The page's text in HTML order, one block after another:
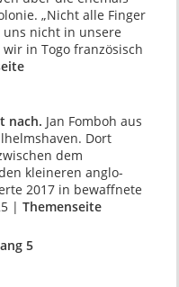
„Nicht alle Finger
nicht in unsere
in Togo französisch
nach. Jan Fomboh aus
Dort
dem
kleineren anglo­
2017 in bewaffnete
| Themenseite
5